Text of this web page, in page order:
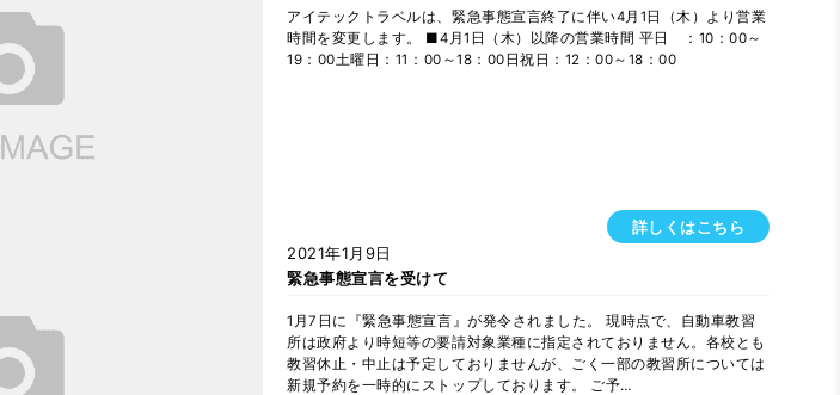
アイテックトラベルは、緊急事態宣言終了に伴い4月1日（木）より営業
時間を変更します。 ■4月1日（木）以降の営業時間 平日 ：10：00～
19：00土曜日：11：00～18：00日祝日：12：00～18：00
詳しくはこちら
2021年1月9日
緊急事態宣言を受けて
1月7日に『緊急事態宣言』が発令されました。 現時点で、自動車教習
所は政府より時短等の要請対象業種に指定されておりません。各校とも
教習休止・中止は予定しておりませんが、ごく一部の教習所については
新規予約を一時的にストップしております。 ご予…